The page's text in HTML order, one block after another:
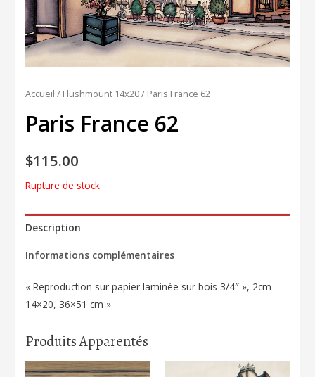
Accueil / Flushmount 14x20/ Paris France 62
Paris France 62
$115.00
Rupture de stock
Description
Informations complémentaires
« Reproduction sur papier laminée sur bois 3/4″ », 2cm –
14×20, 36×51 cm »
Produits Apparentés